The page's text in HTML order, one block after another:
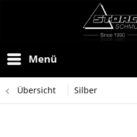
Menü
Übersicht Silber